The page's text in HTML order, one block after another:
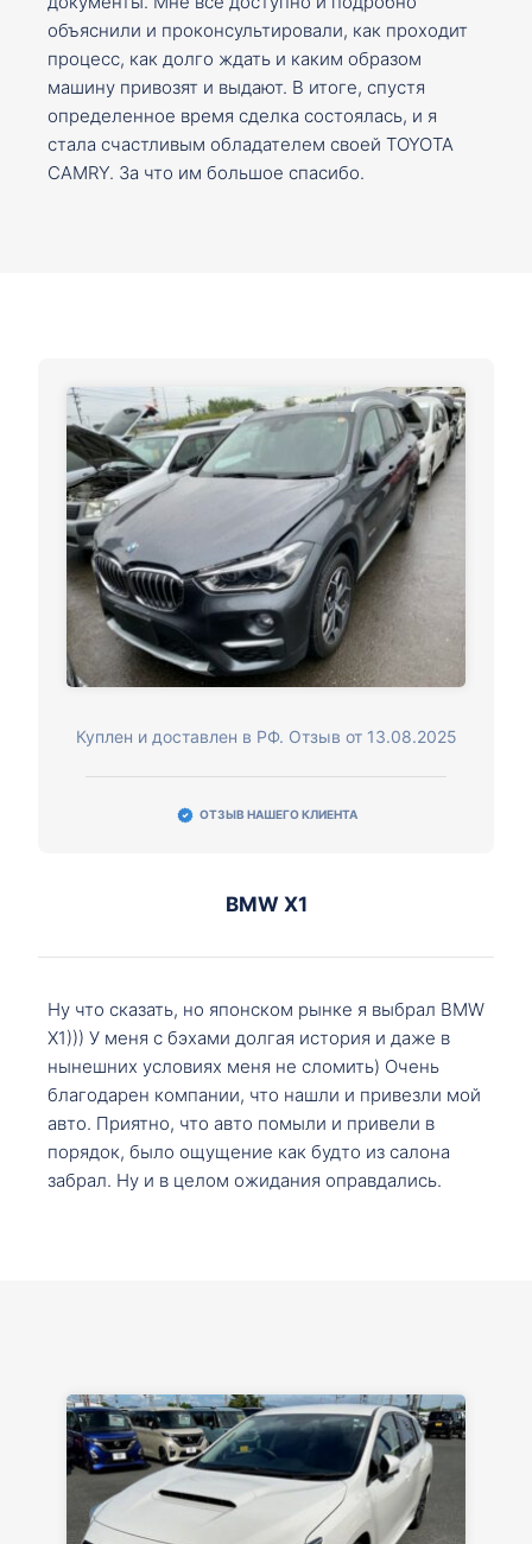
объяснили и проконсультировали, как проходит
процесс, как долго ждать и каким образом
машину привозят и выдают. В итоге, спустя
определенное время сделка состоялась, и я
стала счастливым обладателем своей TOYOTA
CAMRY. За что им большое спасибо.
Куплен и доставлен в РФ. Отзыв от 13.08.2025
ОТЗЫВ НАШЕГО КЛИЕНТА
BMW X1
Ну что сказать, но японском рынке я выбрал BMW
X1))) У меня с бэхами долгая история и даже в
нынешних условиях меня не сломить) Очень
благодарен компании, что нашли и привезли мой
авто. Приятно, что авто помыли и привели в
порядок, было ощущение как будто из салона
забрал. Ну и в целом ожидания оправдались.